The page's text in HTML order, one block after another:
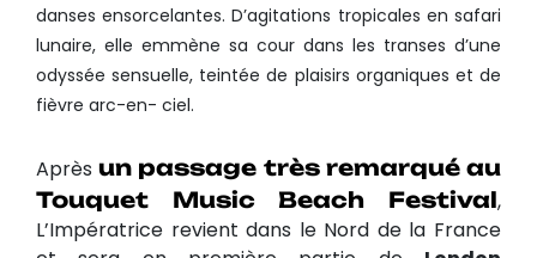
danses ensorcelantes. D’agitations tropicales en safari
lunaire, elle emmène sa cour dans les transes d’une
odyssée sensuelle, teintée de plaisirs organiques et de
fièvre arc-en- ciel.
Aprèsun passage très remarqué au
Touquet Music Beach Festival,
L’Impératrice revient dans le Nord de la France